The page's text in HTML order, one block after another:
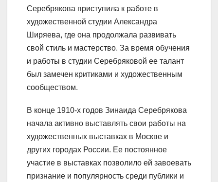
Серебрякова приступила к работе в
художественной студии Александра
Ширяева, где она продолжала развивать
свой стиль и мастерство. За время обучения
и работы в студии Серебряковой ее талант
был замечен критиками и художественным
сообществом.
В конце 1910-х годов Зинаида Серебрякова
начала активно выставлять свои работы на
художественных выставках в Москве и
других городах России. Ее постоянное
участие в выставках позволило ей завоевать
признание и популярность среди публики и